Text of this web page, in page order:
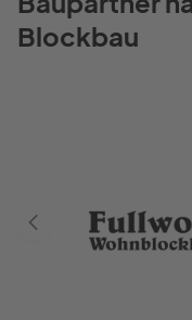
Blockbau
Vorheriger